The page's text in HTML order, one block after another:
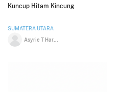
Kuncup Hitam Kincung
SUMATERA UTARA